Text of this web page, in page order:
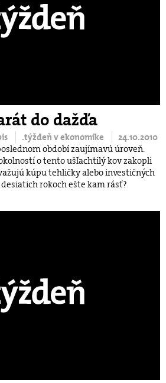
do dažďa
.týždeň v ekonomike
24.10.2010
období zaujímavú úroveň.
o tento ušľachtilý kov zakopli
kúpu tehličky alebo investičných
rokoch ešte kam rásť?